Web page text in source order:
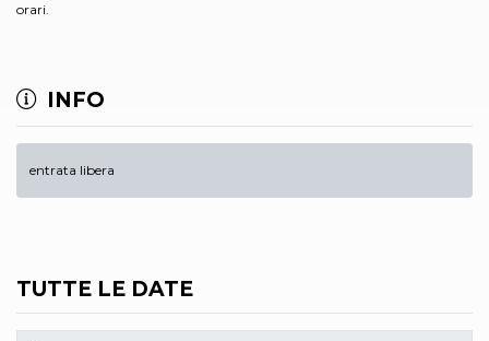
orari.
INFO
entrata libera
TUTTE LE DATE